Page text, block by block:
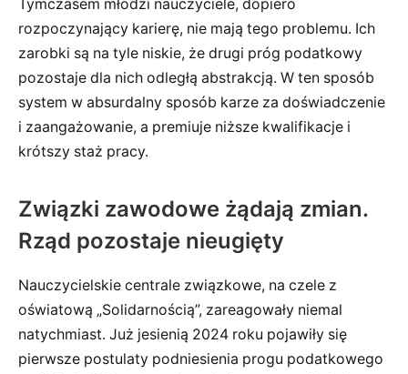
Tymczasem młodzi nauczyciele, dopiero
rozpoczynający karierę, nie mają tego problemu. Ich
zarobki są na tyle niskie, że drugi próg podatkowy
pozostaje dla nich odległą abstrakcją. W ten sposób
system w absurdalny sposób karze za doświadczenie
i zaangażowanie, a premiuje niższe kwalifikacje i
krótszy staż pracy.
Związki zawodowe żądają zmian.
Rząd pozostaje nieugięty
Nauczycielskie centrale związkowe, na czele z
oświatową „Solidarnością”, zareagowały niemal
natychmiast. Już jesienią 2024 roku pojawiły się
pierwsze postulaty podniesienia progu podatkowego